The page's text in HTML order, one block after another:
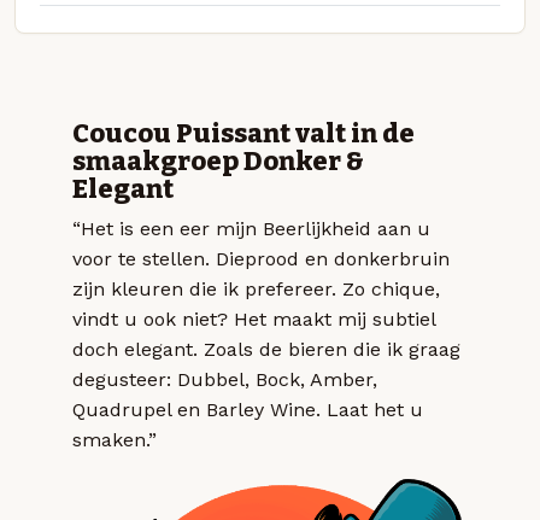
Coucou Puissant valt in de
smaakgroep Donker &
Elegant
“Het is een eer mijn Beerlijkheid aan u
voor te stellen. Dieprood en donkerbruin
zijn kleuren die ik prefereer. Zo chique,
vindt u ook niet? Het maakt mij subtiel
doch elegant. Zoals de bieren die ik graag
degusteer: Dubbel, Bock, Amber,
Quadrupel en Barley Wine. Laat het u
smaken.”